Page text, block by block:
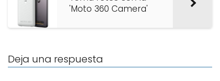
'Moto 360 Camera'
Deja una respuesta